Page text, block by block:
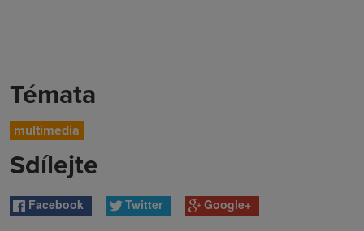
Témata
multimedia
Sdílejte
Facebook Twitter Google+